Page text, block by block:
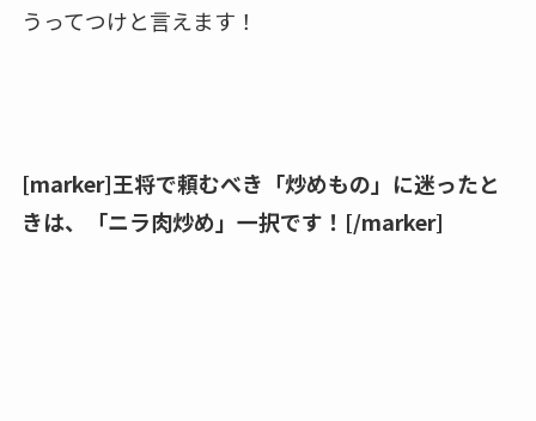
うってつけと言えます！
[marker]王将で頼むべき「炒めもの」に迷ったと
きは、「ニラ肉炒め」一択です！[/marker]